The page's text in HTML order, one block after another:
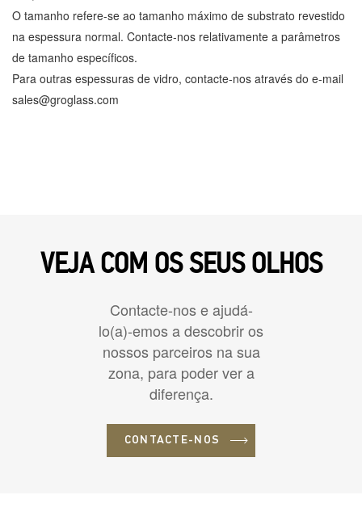
O tamanho refere-se ao tamanho máximo de substrato revestido
na espessura normal. Contacte-nos relativamente a parâmetros
de tamanho específicos.
Para outras espessuras de vidro, contacte-nos através do e-mail
sales@groglass.com
VEJA COM OS SEUS OLHOS
Contacte-nos e ajudá-
lo(a)-emos a descobrir os
nossos parceiros na sua
zona, para poder ver a
diferença.
CONTACTE-NOS